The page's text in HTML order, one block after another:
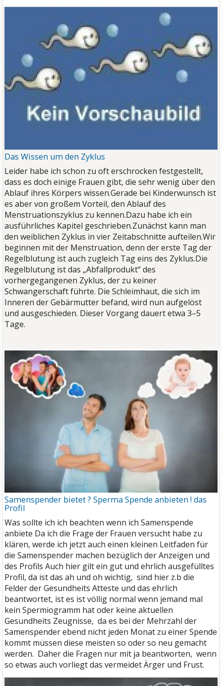
Das Wissen um den Zyklus
Leider habe ich schon zu oft erschrocken festgestellt,
dass es doch einige Frauen gibt, die sehr wenig über den
Ablauf ihres Körpers wissen.Gerade bei Kinderwunsch ist
es aber von großem Vorteil, den Ablauf des
Menstruationszyklus zu kennen.Dazu habe ich ein
ausführliches Kapitel geschrieben.Zunächst kann man
den weiblichen Zyklus in vier Zeitabschnitte aufteilen.Wir
beginnen mit der Menstruation, denn der erste Tag der
Regelblutung ist auch zugleich Tag eins des Zyklus.Die
Regelblutung ist das „Abfallprodukt“ des
vorhergegangenen Zyklus, der zu keiner
Schwangerschaft führte. Die Schleimhaut, die sich im
Inneren der Gebärmutter befand, wird nun aufgelöst
und ausgeschieden. Dieser Vorgang dauert etwa 3–5
Tage.
Samenspender bietet ? Sperma Spende anbieten ! das
Profil
Was sollte ich ich beachten wenn ich Samenspende
anbiete Da ich die Frage der Frauen versucht habe zu
klären, werde ich jetzt auch einen kleinen Leitfaden für
die Samenspender machen bezüglich der Anzeigen und
des Profils Auch hier gilt ein gut und ehrlich ausgefülltes
Profil, da ist das ah und oh wichtig, sind hier z.b die
Felder der Gesundheits Atteste und das ehrlich
beantwortet, ist es ist völlig normal wenn jemand mal
kein Spermiogramm hat oder keine aktuellen
Gesundheits Zeugnisse, da es bei der Mehrzahl der
Samenspender ebend nicht jeden Monat zu einer Spende
kommt müssen diese meisten so oder so neu gemacht
werden. Daher die Fragen nur mit ja beantworten, wenn
so etwas auch vorliegt das vermeidet Ärger und Frust.